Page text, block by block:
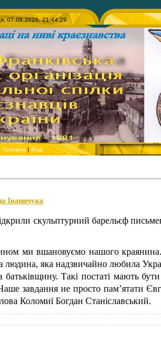
07.08.2026, 21:44:29
Головна | Вхід
Іваничука
скульптурний барельєф
ми вшановуємо нашого
людина, яка надзвичайно любила
Такі постаті мають
завдання не просто памʼятати
Коломиї Богдан Станіславський.